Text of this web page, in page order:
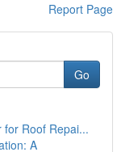
Report Page
Go
for Roof Repai...
A